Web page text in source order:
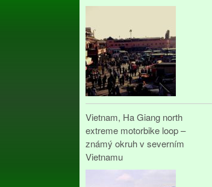
Vietnam, Ha Giang north
extreme motorbike loop –
známý okruh v severním
Vietnamu